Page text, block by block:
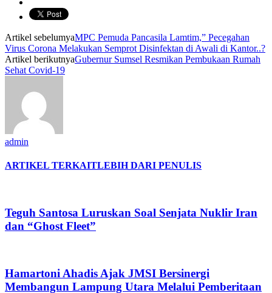
Artikel sebelumyaMPC Pemuda Pancasila Lamtim,” Pecegahan
Virus Corona Melakukan Semprot Disinfektan di Awali di Kantor..?
Artikel berikutnyaGubernur Sumsel Resmikan Pembukaan Rumah
Sehat Covid-19
admin
ARTIKEL TERKAITLEBIH DARI PENULIS
Teguh Santosa Luruskan Soal Senjata Nuklir Iran
dan “Ghost Fleet”
Hamartoni Ahadis Ajak JMSI Bersinergi
Membangun Lampung Utara Melalui Pemberitaan